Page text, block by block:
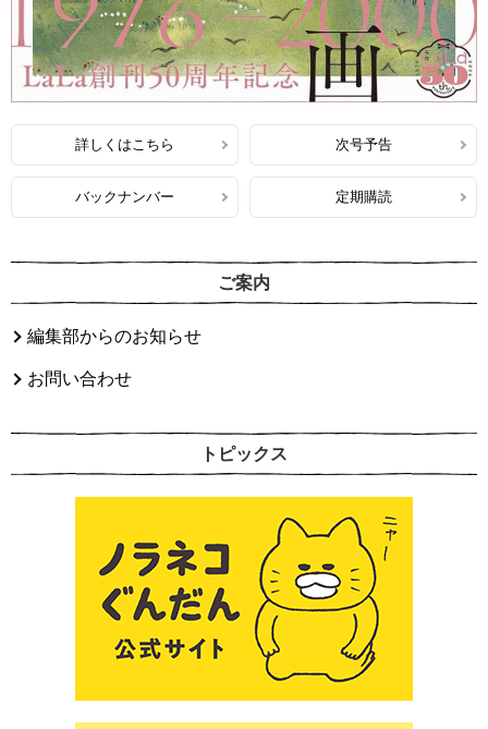
詳しくはこちら 次号予告
バックナンバー 定期購読
ご案内
編集部からのお知らせ
お問い合わせ
トピックス